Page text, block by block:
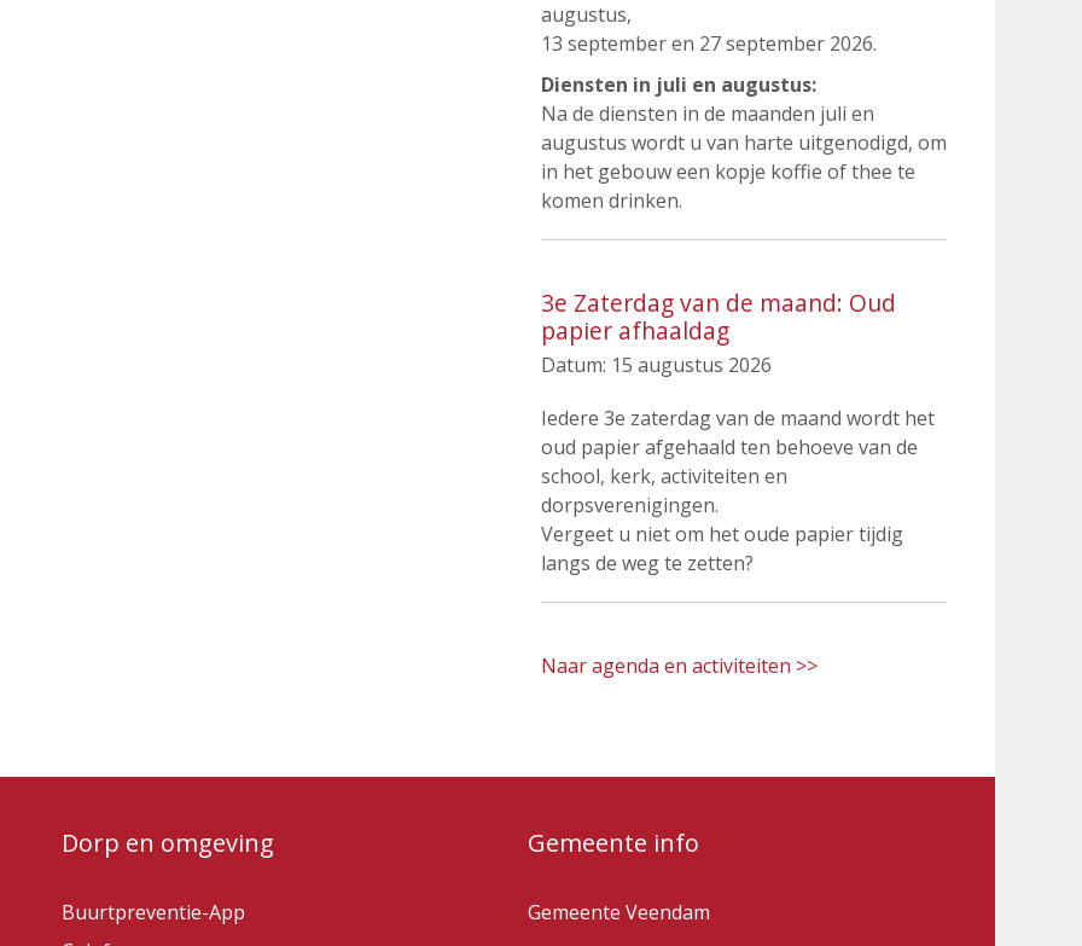
augustus,
13 september en 27 september 2026.
Diensten in juli en augustus:
Na de diensten in de maanden juli en
augustus wordt u van harte uitgenodigd, om
in het gebouw een kopje koffie of thee te
komen drinken.
3e Zaterdag van de maand: Oud
papier afhaaldag
Datum: 15 augustus 2026
Iedere 3e zaterdag van de maand wordt het
oud papier afgehaald ten behoeve van de
school, kerk, activiteiten en
dorpsverenigingen.
Vergeet u niet om het oude papier tijdig
langs de weg te zetten?
Naar agenda en activiteiten >>
Dorp en omgeving
Buurtpreventie-App
Gemeente info
Gemeente Veendam